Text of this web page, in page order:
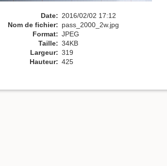
Date: 2016/02/02 17:12
Nom de fichier: pass_2000_2w.jpg
Format: JPEG
Taille: 34KB
Largeur: 319
Hauteur: 425